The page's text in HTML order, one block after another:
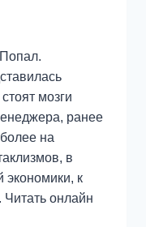
мозги
ранее
на
в
экономики, к
онлайн